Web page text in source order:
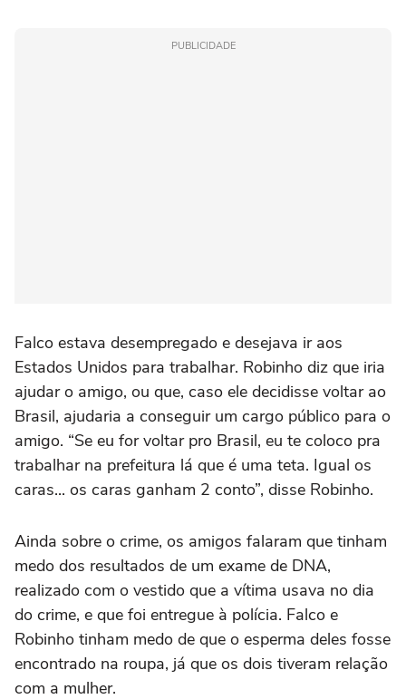
PUBLICIDADE
Falco estava desempregado e desejava ir aos
Estados Unidos para trabalhar. Robinho diz que iria
ajudar o amigo, ou que, caso ele decidisse voltar ao
Brasil, ajudaria a conseguir um cargo público para o
amigo. “Se eu for voltar pro Brasil, eu te coloco pra
trabalhar na prefeitura lá que é uma teta. Igual os
caras... os caras ganham 2 conto”, disse Robinho.
Ainda sobre o crime, os amigos falaram que tinham
medo dos resultados de um exame de DNA,
realizado com o vestido que a vítima usava no dia
do crime, e que foi entregue à polícia. Falco e
Robinho tinham medo de que o esperma deles fosse
encontrado na roupa, já que os dois tiveram relação
com a mulher.